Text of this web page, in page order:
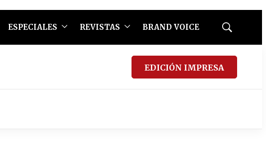
ESPECIALES REVISTAS BRAND VOICE
Mostrar
EDICIÓN IMPRESA